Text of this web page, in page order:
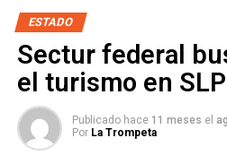
ESTADO
Sectur federal
el turismo en SLP
Publicado hace 11 meses el
Por La Trompeta